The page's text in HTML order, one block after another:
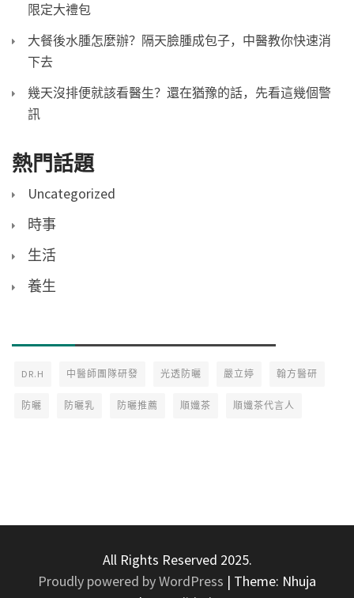
限定大禮包
大餐後水腫怎麼辦？隔天臉腫成包子，中醫教你快速消
下去
幾天沒排便就該看醫生？還在猶豫的話，先看這幾個警
訊
熱門話題
Uncategorized
時事
生活
養生
DR.H 中醫師團隊研發 光透防曬 嚴立婷 翰方醫研
防曬 防曬乳 防曬推薦 順孅茶 順孅茶代言人
All Rights Reserved 2025.
Proudly powered by WordPress | Theme: Nhuja